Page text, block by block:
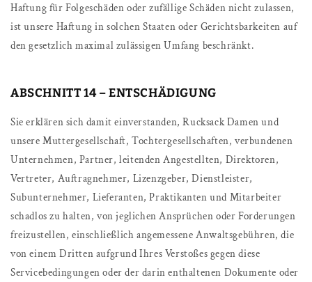
Haftung für Folgeschäden oder zufällige Schäden nicht zulassen,
ist unsere Haftung in solchen Staaten oder Gerichtsbarkeiten auf
den gesetzlich maximal zulässigen Umfang beschränkt.
ABSCHNITT 14 – ENTSCHÄDIGUNG
Sie erklären sich damit einverstanden, Rucksack Damen und
unsere Muttergesellschaft, Tochtergesellschaften, verbundenen
Unternehmen, Partner, leitenden Angestellten, Direktoren,
Vertreter, Auftragnehmer, Lizenzgeber, Dienstleister,
Subunternehmer, Lieferanten, Praktikanten und Mitarbeiter
schadlos zu halten, von jeglichen Ansprüchen oder Forderungen
freizustellen, einschließlich angemessene Anwaltsgebühren, die
von einem Dritten aufgrund Ihres Verstoßes gegen diese
Servicebedingungen oder der darin enthaltenen Dokumente oder